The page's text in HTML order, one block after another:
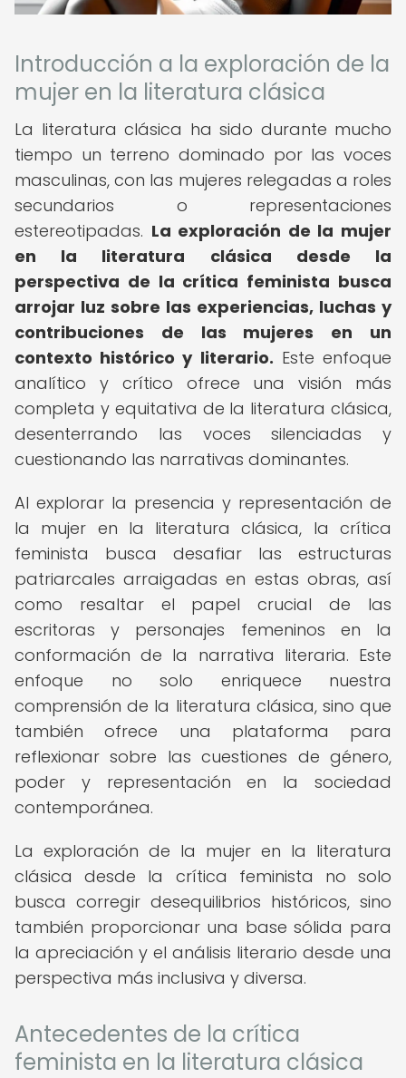
Introducción a la exploración de la
mujer en la literatura clásica
La literatura clásica ha sido durante mucho
tiempo un terreno dominado por las voces
masculinas, con las mujeres relegadas a roles
secundarios o representaciones
estereotipadas. La exploración de la mujer
en la literatura clásica desde la
perspectiva de la crítica feminista busca
arrojar luz sobre las experiencias, luchas y
contribuciones de las mujeres en un
contexto histórico y literario. Este enfoque
analítico y crítico ofrece una visión más
completa y equitativa de la literatura clásica,
desenterrando las voces silenciadas y
cuestionando las narrativas dominantes.
Al explorar la presencia y representación de
la mujer en la literatura clásica, la crítica
feminista busca desafiar las estructuras
patriarcales arraigadas en estas obras, así
como resaltar el papel crucial de las
escritoras y personajes femeninos en la
conformación de la narrativa literaria. Este
enfoque no solo enriquece nuestra
comprensión de la literatura clásica, sino que
también ofrece una plataforma para
reflexionar sobre las cuestiones de género,
poder y representación en la sociedad
contemporánea.
La exploración de la mujer en la literatura
clásica desde la crítica feminista no solo
busca corregir desequilibrios históricos, sino
también proporcionar una base sólida para
la apreciación y el análisis literario desde una
perspectiva más inclusiva y diversa.
Antecedentes de la crítica
feminista en la literatura clásica